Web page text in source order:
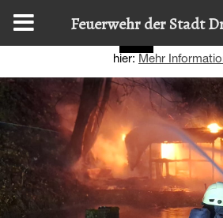
Diese Website nutzt Cookies, um
hier: Mehr
Feuerwehr der Stadt